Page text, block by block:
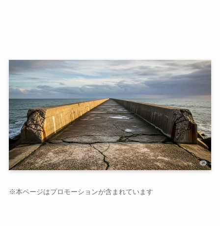
※本ページはプロモーションが含まれています